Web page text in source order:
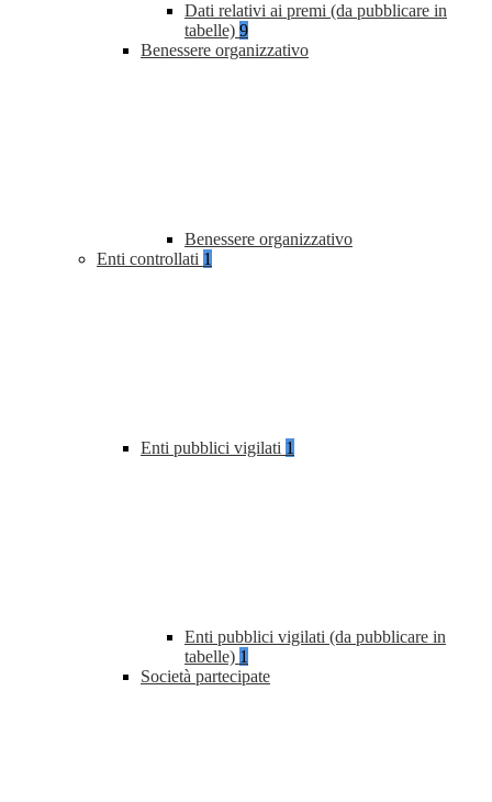
Dati relativi ai premi (da pubblicare in
tabelle) 9
Benessere organizzativo
Benessere organizzativo
Enti controllati 1
Enti pubblici vigilati 1
Enti pubblici vigilati (da pubblicare in
tabelle) 1
Società partecipate